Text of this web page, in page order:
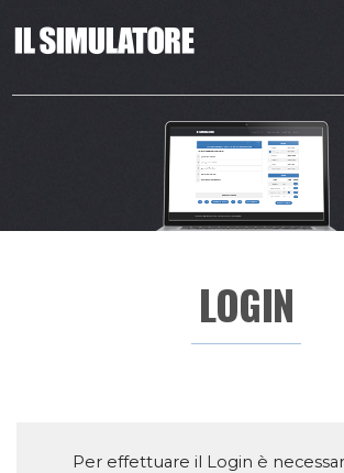
LOGIN
Per effettuare il Login è